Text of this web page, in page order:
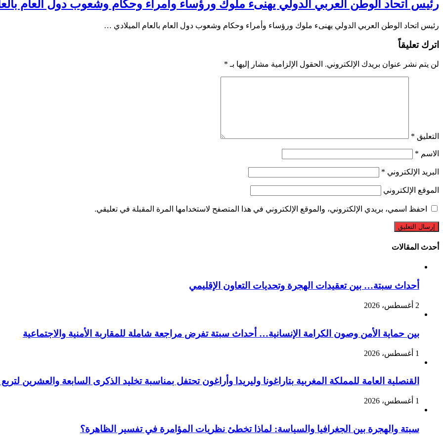
رئيس اتحاد الوطن العربي الدولي يهنىء ملوك ورؤساء وأمراء وحكام وشعوب دول العام بالعام
رئيس اتحاد الوطن العربي الدولي يهنىء ملوك ورؤساء وأمراء وحكام وشعوب دول العام بالعام الميلادي …
اترك تعليقاً
لن يتم نشر عنوان بريدك الإلكتروني. الحقول الإلزامية مشار إليها بـ *
التعليق *
الاسم *
البريد الإلكتروني *
الموقع الإلكتروني
احفظ اسمي، بريدي الإلكتروني، والموقع الإلكتروني في هذا المتصفح لاستخدامها المرة المقبلة في تعليقي.
أحدث المقالات
أحداث سبتة… بين تعقيدات الهجرة وتحديات التعاون الإقليمي
2 أغسطس، 2026
بين حماية الأمن وصون الكرامة الإنسانية… أحداث سبتة تفرض مراجعة شاملة للمقاربة الأمنية والاجتماعية
1 أغسطس، 2026
القنصلية العامة للمملكة المغربية بتاراغونا وليريدا وأراغون تحتفل بمناسبة تخليد الذكرى السابعة والعشرين
1 أغسطس، 2026
سبتة والهجرة بين الجغرافيا والسياسة: لماذا تخطئ نظريات المؤامرة في تفسير الظاهرة؟